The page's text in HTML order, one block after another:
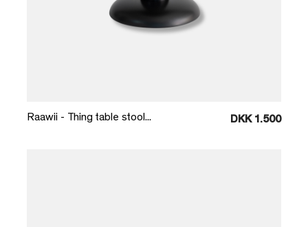
Raawii - Thing table stool... DKK 1.500